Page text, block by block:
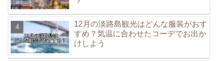
12月の淡路島観光はどんな服装がおす
すめ？気温に合わせたコーデでお出か
けしよう